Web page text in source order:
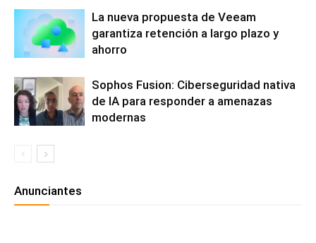
La nueva propuesta de Veeam
garantiza retención a largo plazo y
ahorro
Sophos Fusion: Ciberseguridad nativa
de IA para responder a amenazas
modernas
Anunciantes